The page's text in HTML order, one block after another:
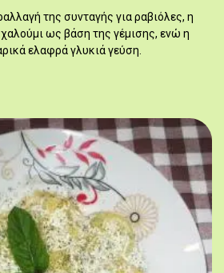
της συνταγής για ραβιόλες, η
ως βάση της γέμισης, ενώ η
ελαφρά γλυκιά γεύση.